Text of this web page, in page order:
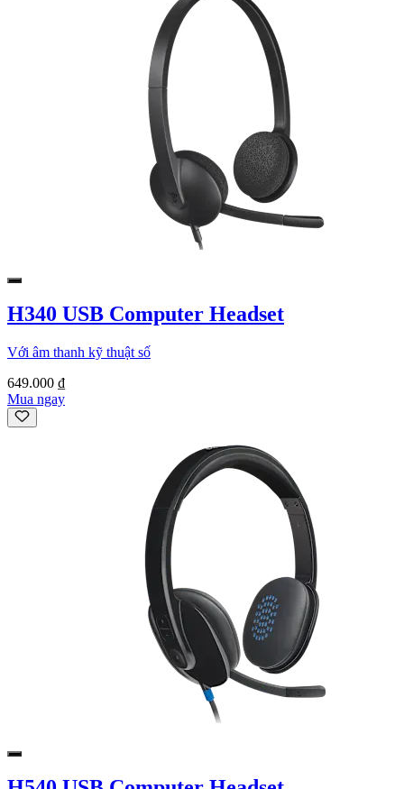
H340 USB Computer Headset
Với âm thanh kỹ thuật số
649.000 ₫
Mua ngay